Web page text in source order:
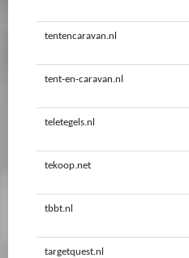
tentencaravan.nl
tent-en-caravan.nl
teletegels.nl
tekoop.net
tbbt.nl
targetquest.nl